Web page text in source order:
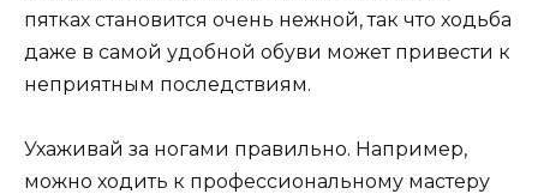
пятках становится очень нежной, так что ходьба
даже в самой удобной обуви может привести к
неприятным последствиям.
Ухаживай за ногами правильно. Например,
можно ходить к профессиональному мастеру